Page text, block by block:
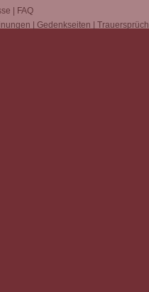
FAQ
Gedenkseiten